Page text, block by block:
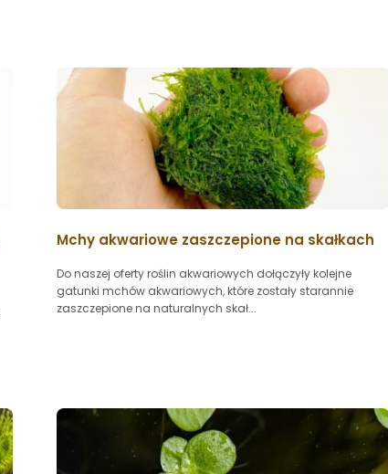
Mchy akwariowe zaszczepione na skałkach
Do naszej oferty roślin akwariowych dołączyły kolejne
gatunki mchów akwariowych, które zostały starannie
zaszczepione na naturalnych skał...